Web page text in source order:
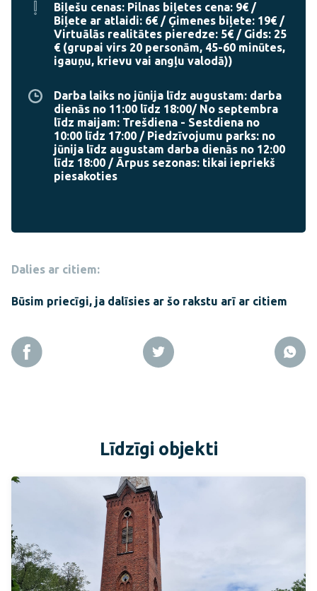
Biļešu cenas: Pilnas biļetes cena: 9€ /
Biļete ar atlaidi: 6€ / Ģimenes biļete: 19€ /
Virtuālās realitātes pieredze: 5€ / Gids: 25
€ (grupai virs 20 personām, 45-60 minūtes,
igauņu, krievu vai angļu valodā))
Darba laiks no jūnija līdz augustam: darba
dienās no 11:00 līdz 18:00/ No septembra
līdz maijam: Trešdiena - Sestdiena no
10:00 līdz 17:00 / Piedzīvojumu parks: no
jūnija līdz augustam darba dienās no 12:00
līdz 18:00 / Ārpus sezonas: tikai iepriekš
piesakoties
Dalies ar citiem:
Būsim priecīgi, ja dalīsies ar šo rakstu arī ar citiem
Līdzīgi objekti